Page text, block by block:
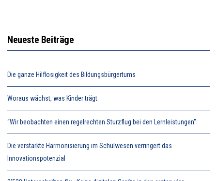
Neueste Beiträge
Die ganze Hilflosigkeit des Bildungsbürgertums
Woraus wächst, was Kinder trägt
“Wir beobachten einen regelrechten Sturzflug bei den Lernleistungen”
Die verstärkte Harmonisierung im Schulwesen verringert das
Innovationspotenzial